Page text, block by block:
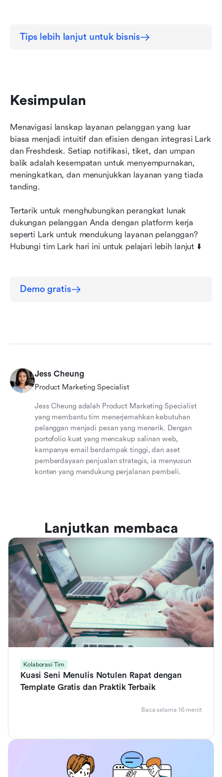
Tips lebih lanjut untuk bisnis
Kesimpulan
Menavigasi lanskap layanan pelanggan yang luar
biasa menjadi intuitif dan efisien dengan integrasi Lark
dan Freshdesk. Setiap notifikasi, tiket, dan umpan
balik adalah kesempatan untuk menyempurnakan,
meningkatkan, dan menunjukkan layanan yang tiada
tanding.
Tertarik untuk menghubungkan perangkat lunak
dukungan pelanggan Anda dengan platform kerja
seperti Lark untuk mendukung layanan pelanggan?
Hubungi tim Lark hari ini untuk pelajari lebih lanjut ⬇️
Demo gratis
Jess Cheung
Product Marketing Specialist
Jess Cheung adalah Product Marketing Specialist
yang membantu tim menerjemahkan kebutuhan
pelanggan menjadi pesan yang menarik. Dengan
portofolio kuat yang mencakup salinan web,
kampanye email berdampak tinggi, dan aset
pemberdayaan penjualan strategis, ia menyusun
konten yang mendukung perjalanan pembeli.
Lanjutkan membaca
Kolaborasi Tim
Kuasi Seni Menulis Notulen Rapat dengan
Template Gratis dan Praktik Terbaik
Baca selama 16 menit